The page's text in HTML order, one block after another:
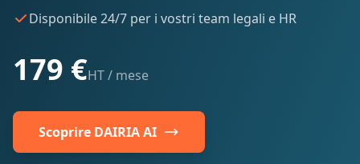
Disponibile 24/7 per i vostri team legali e HR
179 €HT / mese
Scoprire DAIRIA AI